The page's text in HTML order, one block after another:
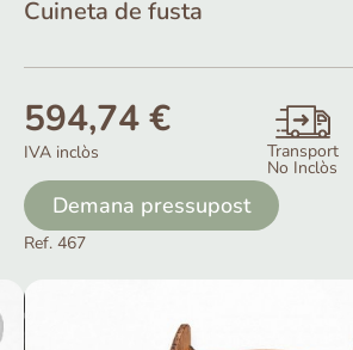
Cuineta de fusta
594,74€
IVA inclòs Transport
No Inclòs
Demana pressupost
Ref. 467